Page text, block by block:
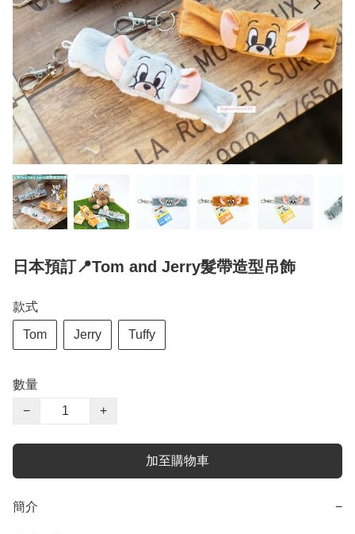
日本預訂📍Tom and Jerry髮帶造型吊飾
款式
Tom Jerry Tuffy
數量
−
+
加至購物車
簡介 −